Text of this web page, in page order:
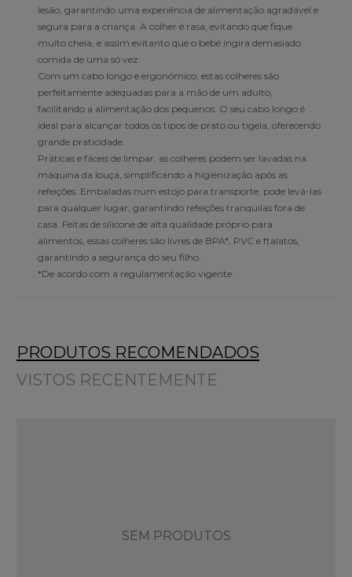
lesão, garantindo uma experiência de alimentação agradável e
segura para a criança. A colher é rasa, evitando que fique
muito cheia, e assim evitanto que o bebé ingira demasiado
comida de uma só vez.
Com um cabo longo e ergonómico, estas colheres são
perfeitamente adequadas para a mão de um adulto,
facilitando a alimentação dos pequenos. O seu cabo longo é
ideal para alcançar todos os tipos de prato ou tigela, oferecendo
grande praticidade.
Práticas e fáceis de limpar, as colheres podem ser lavadas na
máquina da louça, simplificando a higienização após as
refeições. Embaladas num estojo para transporte, pode levá-las
para qualquer lugar, garantindo refeições tranquilas fora de
casa. Feitas de silicone de alta qualidade próprio para
alimentos, essas colheres são livres de BPA*, PVC e ftalatos,
garantindo a segurança do seu filho.
*De acordo com a regulamentação vigente.
PRODUTOS RECOMENDADOS
VISTOS RECENTEMENTE
SEM PRODUTOS